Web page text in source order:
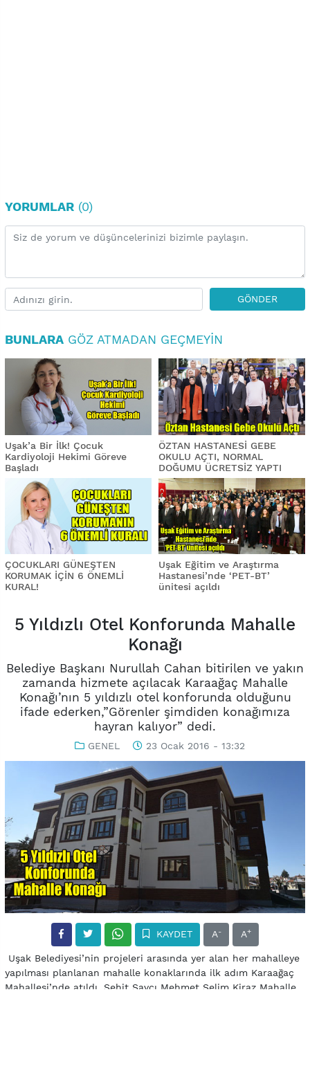
YORUMLAR (0)
GÖNDER
BUNLARA GÖZ ATMADAN GEÇMEYIN
Uşak’a Bir İlk! Çocuk
Kardiyoloji Hekimi Göreve
Başladı
ÖZTAN HASTANESİ GEBE
OKULU AÇTI, NORMAL
DOĞUMU ÜCRETSİZ YAPTI
ÇOCUKLARI GÜNEŞTEN
KORUMAK İÇİN 6 ÖNEMLİ
KURAL!
Uşak Eğitim ve Araştırma
Hastanesi’nde ‘PET-BT’
ünitesi açıldı
5 Yıldızlı Otel Konforunda Mahalle
Konağı
Belediye Başkanı Nurullah Cahan bitirilen ve yakın
zamanda hizmete açılacak Karaağaç Mahalle
Konağı’nın 5 yıldızlı otel konforunda olduğunu
ifade ederken,”Görenler şimdiden konağımıza
hayran kalıyor” dedi.
GENEL 23 Ocak 2016 - 13:32
KAYDET A- A+
Uşak Belediyesi’nin projeleri arasında yer alan her mahalleye
yapılması planlanan mahalle konaklarında ilk adım Karaağaç
Mahallesi’nde atıldı. Şehit Savcı Mehmet Selim Kiraz Mahalle